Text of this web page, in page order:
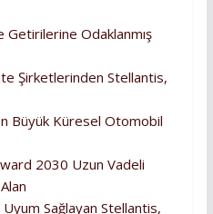
Getirilerine Odaklanmış
Şirketlerinden Stellantis,
Büyük Küresel Otomobil
2030 Uzun Vadeli
Sağlayan Stellantis,